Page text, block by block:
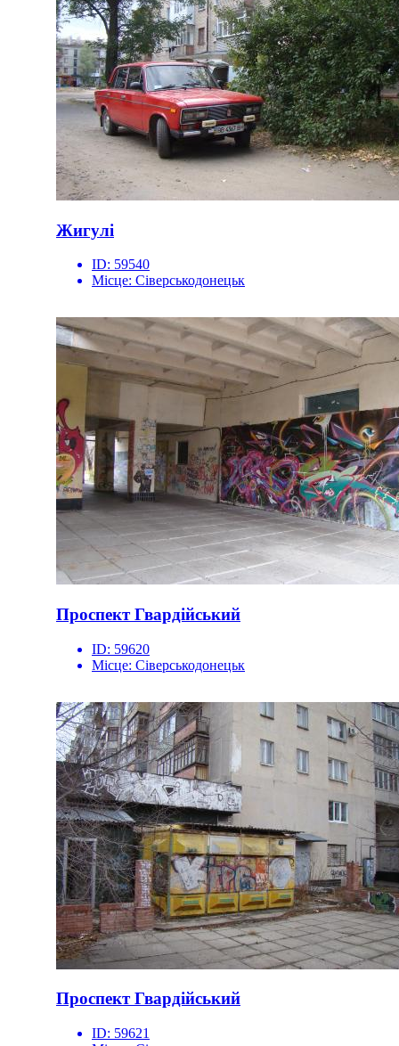
Жигулі
ID: 59540
Місце: Сіверськодонецьк
Проспект Гвардійський
ID: 59620
Місце: Сіверськодонецьк
Проспект Гвардійський
ID: 59621